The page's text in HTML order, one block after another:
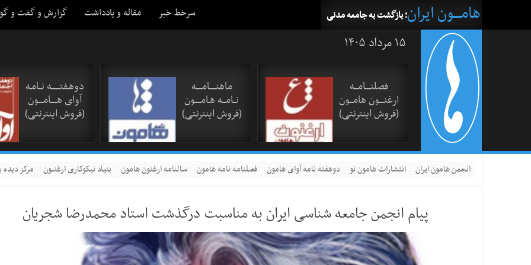
سرخط خبر مقاله و یادداشت گزارش و گفت و گو هامــــون ایران؛ بازگشت به جامعه مدنی
۱۵ مرداد ۱۴۰۵
فصلنــــامـــه
ارغنــــون هامـــون
(فروش اینترنتی)
ماهنـــــامـــــه
نــامـــه هـامـــــون
(فروش اینترنتی)
دوهـفتـــــــه نــامـه
آوای هـــــامــــون
(فروش اینترنتی)
انجمن هامون ایران انتشارات هامون نو دوهفته نامه آوای هامون فصلنامه نامه هامون سالنامه ارغنون هامون بنیاد نیکوکاری ارغنــون مرکز
پیام انجمن جامعه شناسی ایران به مناسبت درگذشت استاد محمدرضا شجریان